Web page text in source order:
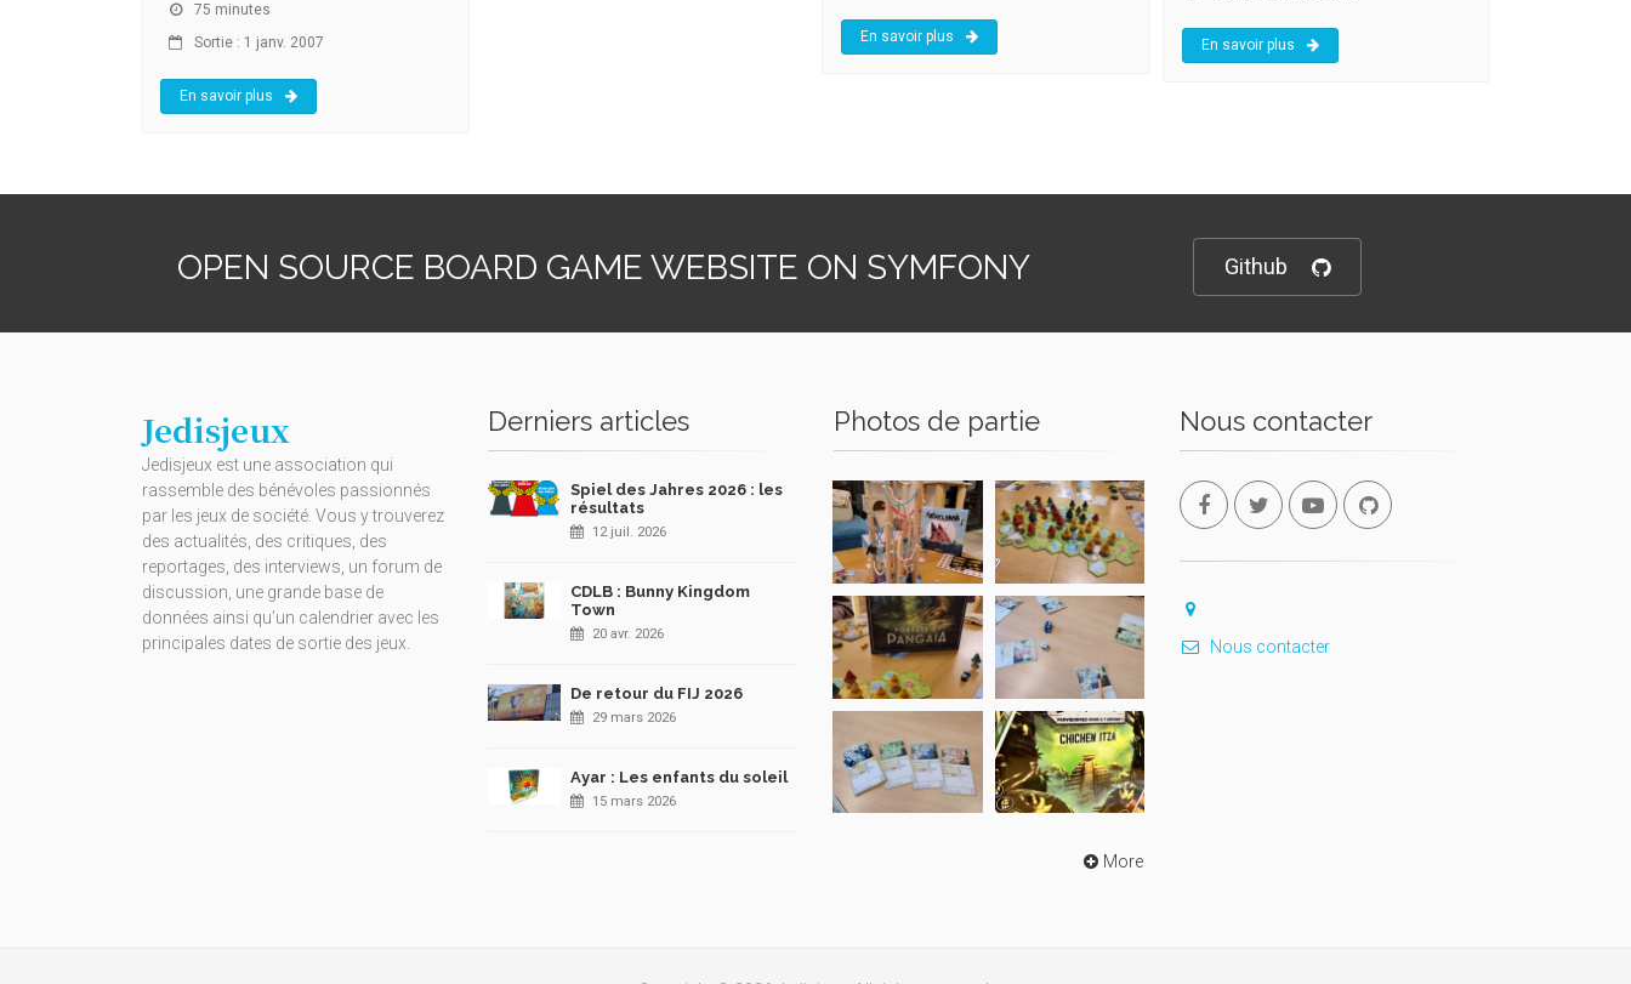
75 minutes
Sortie : 1 janv. 2007
En savoir plus
En savoir plus En savoir plus
OPEN SOURCE BOARD GAME WEBSITE ON SYMFONY Github
Jedisjeux
Jedisjeux est une association qui
rassemble des bénévoles passionnés
par les jeux de société. Vous y trouverez
des actualités, des critiques, des
reportages, des interviews, un forum de
discussion, une grande base de
données ainsi qu’un calendrier avec les
principales dates de sortie des jeux.
Derniers articles
Spiel des Jahres 2026 : les
résultats
12 juil. 2026
CDLB : Bunny Kingdom
Town
20 avr. 2026
De retour du FIJ 2026
29 mars 2026
Ayar : Les enfants du soleil
15 mars 2026
Photos de partie
More
Nous contacter
Nous contacter